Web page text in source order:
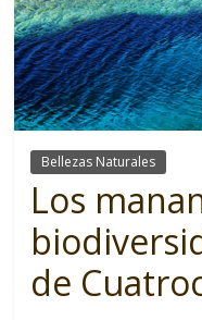
Bellezas Naturales
Los
de